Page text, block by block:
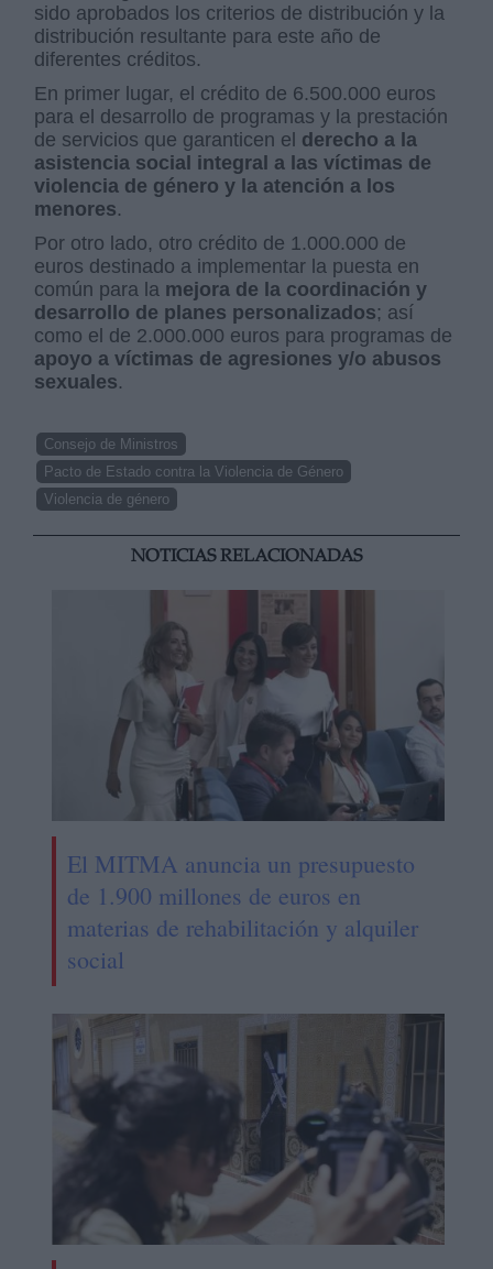
sido aprobados los criterios de distribución y la
distribución resultante para este año de
diferentes créditos.
En primer lugar, el crédito de 6.500.000 euros
para el desarrollo de programas y la prestación
de servicios que garanticen el derecho a la
asistencia social integral a las víctimas de
violencia de género y la atención a los
menores.
Por otro lado, otro crédito de 1.000.000 de
euros destinado a implementar la puesta en
común para la mejora de la coordinación y
desarrollo de planes personalizados; así
como el de 2.000.000 euros para programas de
apoyo a víctimas de agresiones y/o abusos
sexuales.
Consejo de Ministros
Pacto de Estado contra la Violencia de Género
Violencia de género
NOTICIAS RELACIONADAS
El MITMA anuncia un presupuesto
de 1.900 millones de euros en
materias de rehabilitación y alquiler
social